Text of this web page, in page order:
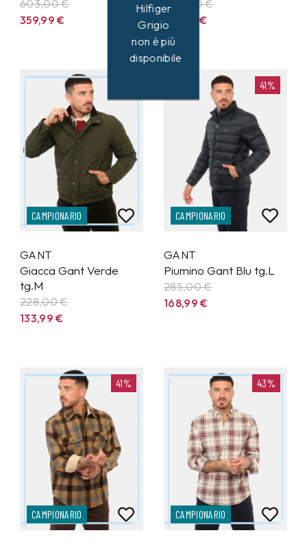
603,00 €
359,99€
250,00 €
147,99€
CAMPIONARIO
GANT
Giacca Gant Verde
tg.M
228,00 €
133,99€
41%
CAMPIONARIO
GANT
Piumino Gant Blu tg.L
285,00 €
168,99€
41%
CAMPIONARIO
43%
CAMPIONARIO
Hilfiger
Grigio
non è più
disponibile